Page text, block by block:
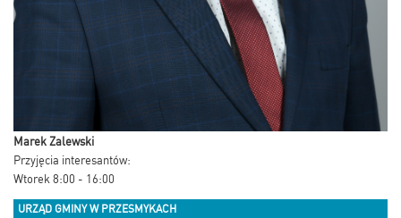
Marek Zalewski
Przyjęcia interesantów:
Wtorek 8:00 - 16:00
URZĄD GMINY W PRZESMYKACH